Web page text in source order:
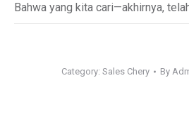
Bahwa yang kita cari—akhirnya,
Category: Sales Chery By